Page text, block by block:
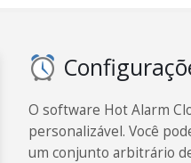
O software Hot Alarm
personalizável. Você
um conjunto arbitrário